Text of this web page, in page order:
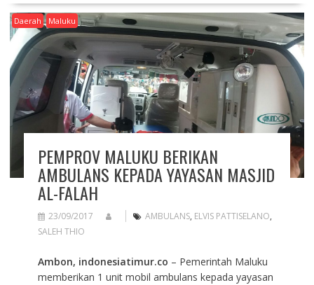
Daerah Maluku
PEMPROV MALUKU BERIKAN
AMBULANS KEPADA YAYASAN MASJID
AL-FALAH
23/09/2017 AMBULANS, ELVIS PATTISELANO,
SALEH THIO
Ambon, indonesiatimur.co – Pemerintah Maluku
memberikan 1 unit mobil ambulans kepada yayasan